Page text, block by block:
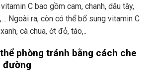
C bao gồm cam, chanh, dâu tây,
Ngoài ra, còn có thể bổ sung vitamin C
cà chua, ớt đỏ, táo,..
phòng tránh bằng cách che
đường